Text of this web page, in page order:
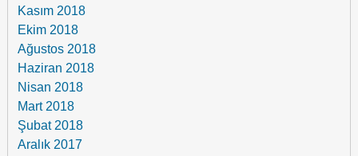
Kasım 2018
Ekim 2018
Ağustos 2018
Haziran 2018
Nisan 2018
Mart 2018
Şubat 2018
Aralık 2017